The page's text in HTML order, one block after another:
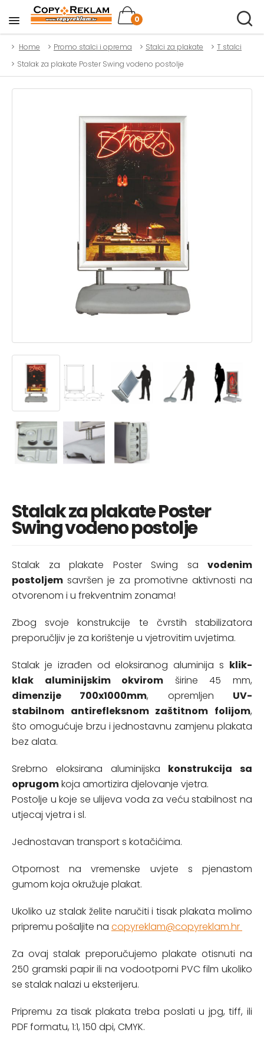
0
Home Promo stalci i oprema Stalci za plakate
T stalci
Stalak za plakate Poster Swing vodeno postolje
Stalak za plakate Poster
Swing vodeno postolje
Stalak za plakate Poster Swing sa vodenim
postoljem savršen je za promotivne aktivnosti na
otvorenom i u frekventnim zonama!
Zbog svoje konstrukcije te čvrstih stabilizatora
preporučljiv je za korištenje u vjetrovitim uvjetima.
Stalak je izrađen od eloksiranog aluminija s klik-
klak aluminijskim okvirom širine 45 mm,
dimenzije 700x1000mm, opremljen UV-
stabilnom antirefleksnom zaštitnom folijom,
što omogućuje brzu i jednostavnu zamjenu plakata
bez alata.
Srebrno eloksirana aluminijska konstrukcija sa
oprugomkoja amortizira djelovanje vjetra.
Postolje u koje se ulijeva voda za veću stabilnost na
utjecaj vjetra i sl.
Jednostavan transport s kotačićima.
Otpornost na vremenske uvjete s pjenastom
gumom koja okružuje plakat.
Ukoliko uz stalak želite naručiti i tisak plakata molimo
pripremu pošaljite na copyreklam@copyreklam.hr
Za ovaj stalak preporučujemo plakate otisnuti na
250 gramski papir ili na vodootporni PVC film ukoliko
se stalak nalazi u eksterijeru.
Pripremu za tisak plakata treba poslati u jpg, tiff, ili
PDF formatu, 1:1, 150 dpi, CMYK.